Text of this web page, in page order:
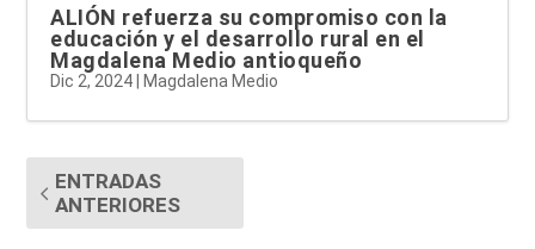
ALIÓN refuerza su compromiso con la
educación y el desarrollo rural en el
Magdalena Medio antioqueño
Dic 2, 2024 Magdalena Medio
ENTRADAS
ANTERIORES